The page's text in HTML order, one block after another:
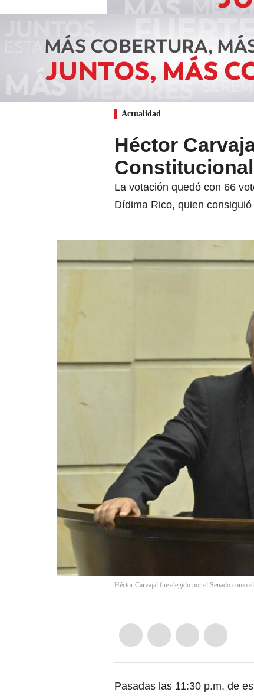
Actualidad
Héctor
La votación quedó con 66
Dídima Rico, quien
Héctor Carvajal fue elegido por el Senado como
Pasadas las 11:30 p.m. de